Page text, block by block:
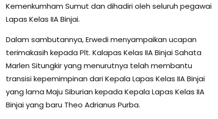
Kemenkumham Sumut dan dihadiri oleh seluruh pegawai
Lapas Kelas IIA Binjai.
Dalam sambutannya, Erwedi menyampaikan ucapan
terimakasih kepada Plt. Kalapas Kelas IIA Binjai Sahata
Marlen Situngkir yang menurutnya telah membantu
transisi kepemimpinan dari Kepala Lapas Kelas IIA Binjai
yang lama Maju Siburian kepada Kepala Lapas Kelas IIA
Binjai yang baru Theo Adrianus Purba.